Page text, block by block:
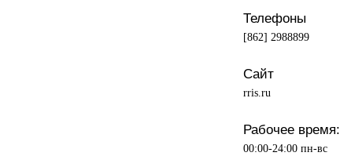
Телефоны
[862] 2988899
Сайт
rris.ru
Рабочее время:
00:00-24:00 пн-вс